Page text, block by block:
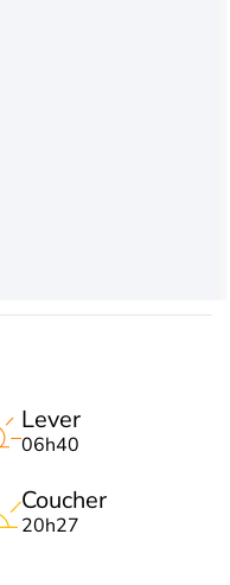
Lever
06h40
Coucher
20h27